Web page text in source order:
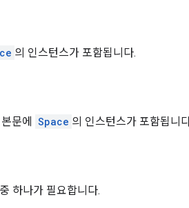
의 인스턴스가 포함됩니다.
문에 Space 의 인스턴스가 포함됩니
하나가 필요합니다.